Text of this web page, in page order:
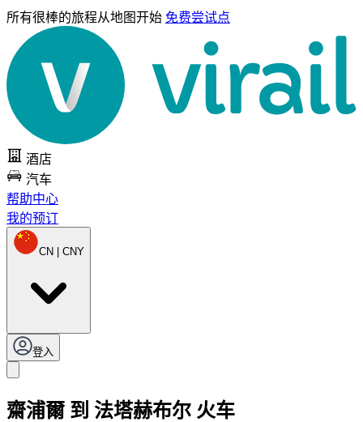
所有很棒的旅程从地图开始 免费尝试点
酒店
汽车
帮助中心
我的预订
CN | CNY
登入
齋浦爾 到 法塔赫布尔 火车